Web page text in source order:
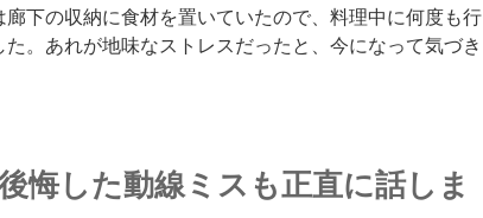
廊下の収納に食材を置いていたので、料理中に何度も行
た。あれが地味なストレスだったと、今になって気づき
悔した動線ミスも正直に話しま